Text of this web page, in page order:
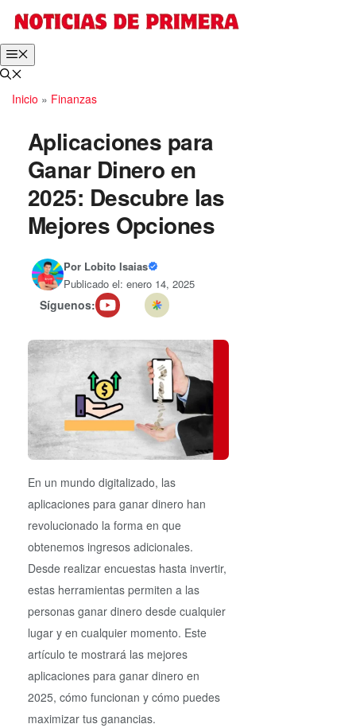
contenido
Inicio » Finanzas
Aplicaciones para
Ganar Dinero en
2025: Descubre las
Mejores Opciones
Por Lobito Isaias
Publicado el: enero 14, 2025
Síguenos:
En un mundo digitalizado, las
aplicaciones para ganar dinero han
revolucionado la forma en que
obtenemos ingresos adicionales.
Desde realizar encuestas hasta invertir,
estas herramientas permiten a las
personas ganar dinero desde cualquier
lugar y en cualquier momento. Este
artículo te mostrará las mejores
aplicaciones para ganar dinero en
2025, cómo funcionan y cómo puedes
maximizar tus ganancias.